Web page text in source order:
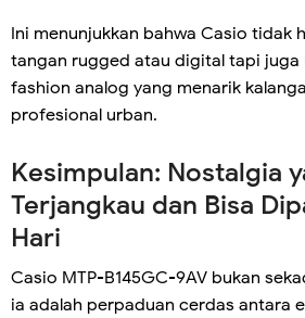
Ini menunjukkan bahwa Casio tidak
tangan rugged atau digital tapi juga
fashion analog yang menarik
profesional urban.
Kesimpulan: Nostalgia
Terjangkau dan Bisa
Hari
Casio MTP-B145GC-9AV bukan
ia adalah perpaduan cerdas antara